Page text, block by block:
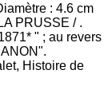
: 4.6 cm
PRUSSE / .
" ; au revers
Histoire de